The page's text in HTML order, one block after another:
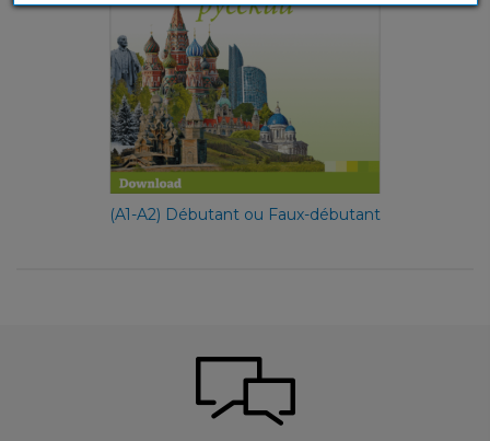
(A1-A2) Débutant ou Faux-débutant